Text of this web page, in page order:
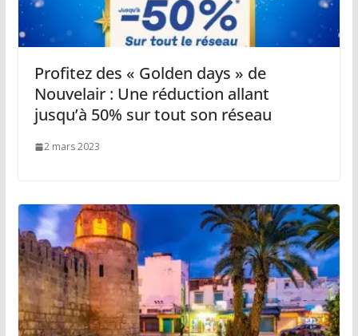
Profitez des « Golden days » de
Nouvelair : Une réduction allant
jusqu’à 50% sur tout son réseau
2 mars 2023